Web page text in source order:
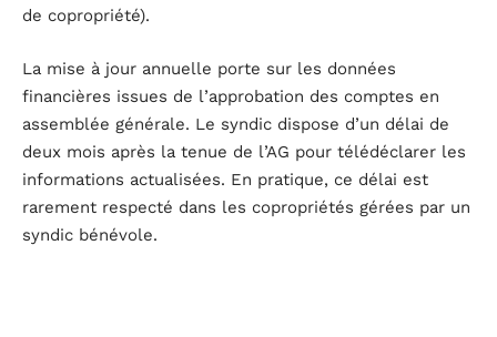
de copropriété).
La mise à jour annuelle porte sur les données
financières issues de l’approbation des comptes en
assemblée générale. Le syndic dispose d’un délai de
deux mois après la tenue de l’AG pour télédéclarer les
informations actualisées. En pratique, ce délai est
rarement respecté dans les copropriétés gérées par un
syndic bénévole.